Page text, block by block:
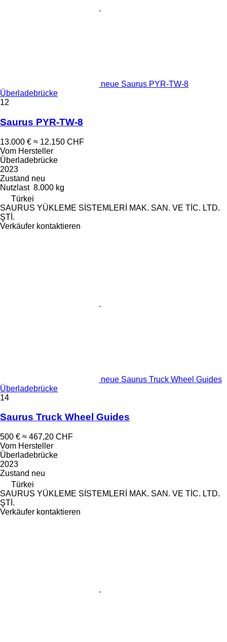
neue Saurus PYR-TW-8
Überladebrücke
12
Saurus PYR-TW-8
13.000 € ≈ 12.150 CHF
Vom Hersteller
Überladebrücke
2023
Zustand neu
Nutzlast 8.000 kg
Türkei
SAURUS YÜKLEME SİSTEMLERİ MAK. SAN. VE TİC. LTD.
ŞTİ.
Verkäufer kontaktieren
neue Saurus Truck Wheel Guides
Überladebrücke
14
Saurus Truck Wheel Guides
500 € ≈ 467,20 CHF
Vom Hersteller
Überladebrücke
2023
Zustand neu
Türkei
SAURUS YÜKLEME SİSTEMLERİ MAK. SAN. VE TİC. LTD.
ŞTİ.
Verkäufer kontaktieren